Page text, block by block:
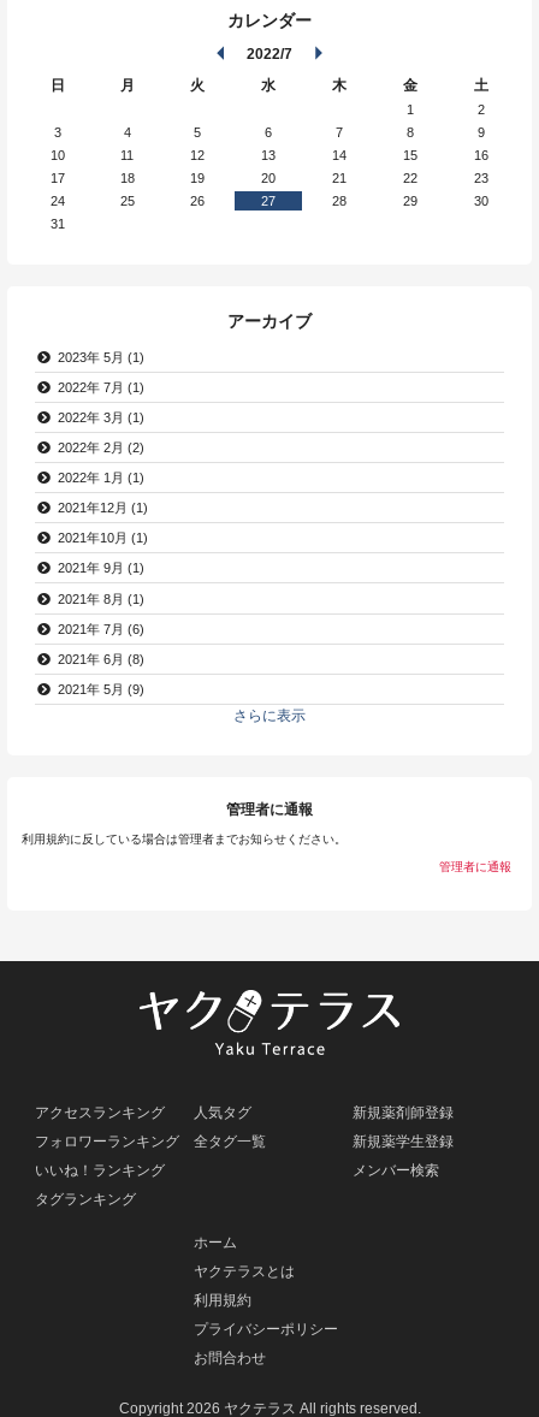
カレンダー
2022/7
日
月 火 水 木 金 土
1
2
3
4 5 6 7 8
9
10
11 12 13 14 15
16
17
18 19 20 21 22
23
24
25 26 27 28 29
30
31
アーカイブ
2023年 5月 (1)
2022年 7月 (1)
2022年 3月 (1)
2022年 2月 (2)
2022年 1月 (1)
2021年12月 (1)
2021年10月 (1)
2021年 9月 (1)
2021年 8月 (1)
2021年 7月 (6)
2021年 6月 (8)
2021年 5月 (9)
さらに表示
管理者に通報
利用規約に反している場合は管理者までお知らせください。
管理者に通報
アクセスランキング
フォロワーランキング
いいね！ランキング
タグランキング
人気タグ
全タグ一覧
新規薬剤師登録
新規薬学生登録
メンバー検索
ホーム
ヤクテラスとは
利用規約
プライバシーポリシー
お問合わせ
Copyright 2026 ヤクテラス All rights reserved.